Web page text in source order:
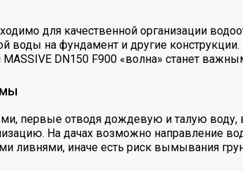
для качественной организации
на фундамент и другие конструкции.
DN150 F900 «волна» станет
первые отводя дождевую и талую воду,
На дачах возможно направление
ливнями, иначе есть риск вымывания